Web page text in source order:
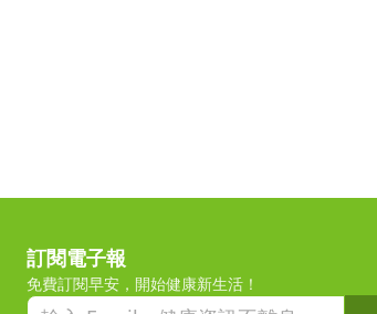
訂閱電子報
免費訂閱早安，開始健康新生活！